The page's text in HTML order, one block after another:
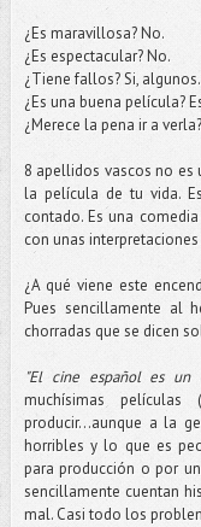
¿Es maravillosa? No.
¿Es espectacular? No.
¿Tiene fallos? Si, algunos.
¿Es una buena película?
¿Merece la pena ir a
8 apellidos vascos no es
la película de tu vida.
contado. Es una
con unas
¿A qué viene este
Pues sencillamente al
chorradas que se dicen
"El cine español es un
muchísimas
producir...aunque a la
horribles y lo que es
para producción o por
sencillamente cuentan
mal. Casi todo los